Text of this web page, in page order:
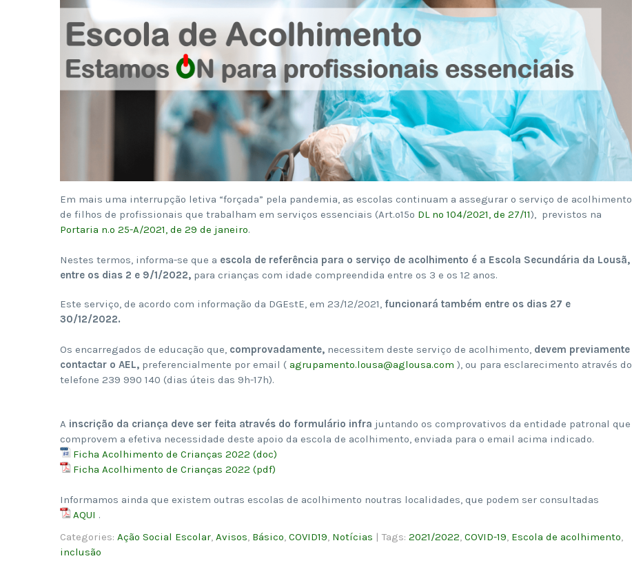
Em mais uma interrupção letiva “forçada” pela pandemia, as escolas continuam a assegurar o serviço de acolhimento
de filhos de profissionais que trabalham em serviços essenciais (Art.º15º DL nº 104/2021, de 27/11), previstos na
Portaria n.º 25-A/2021, de 29 de janeiro.
Nestes termos, informa-se que a escola de referência para o serviço de acolhimento é a Escola Secundária da Lousã,
entre os dias 2 e 9/1/2022, para crianças com idade compreendida entre os 3 e os 12 anos.
Este serviço, de acordo com informação da DGEstE, em 23/12/2021, funcionará também entre os dias 27 e
30/12/2022.
Os encarregados de educação que, comprovadamente, necessitem deste serviço de acolhimento, devem previamente
contactar o AEL, preferencialmente por email ( agrupamento.lousa@aglousa.com ), ou para esclarecimento através do
telefone 239 990 140 (dias úteis das 9h-17h).
A inscrição da criança deve ser feita através do formulário infra juntando os comprovativos da entidade patronal que
comprovem a efetiva necessidade deste apoio da escola de acolhimento, enviada para o email acima indicado.
Ficha Acolhimento de Crianças 2022 (doc)
Ficha Acolhimento de Crianças 2022 (pdf)
Informamos ainda que existem outras escolas de acolhimento noutras localidades, que podem ser consultadas
AQUI .
Categories: Ação Social Escolar, Avisos, Básico, COVID19, Notícias | Tags: 2021/2022, COVID-19, Escola de acolhimento,
inclusão